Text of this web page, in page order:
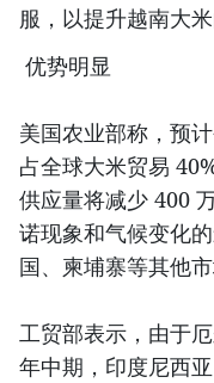
服，以提升越南大
优势明显
美国农业部称，预
占全球大米贸易
供应量将减少 400
诺现象和气候变化
国、柬埔寨等其他
工贸部表示，由于
年中期，印度尼西